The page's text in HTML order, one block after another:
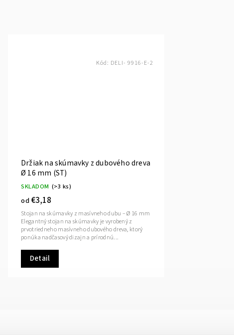
Držiak na skúmavky z dubového dreva
Ø 16 mm (ST)
SKLADOM (>3 ks)
od €3,18
Detail
Stojan na skúmavky z masívneho dubu – Ø 16 mm
Elegantný stojan na skúmavky je vyrobený z
prvotriedneho masívneho dubového dreva, ktorý
ponúka nadčasový dizajn a prírodnú...
Kód: DELI- 9916-E-2